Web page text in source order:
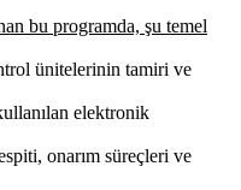
bu programda, şu temel
ünitelerinin tamiri ve
elektronik
onarım süreçleri ve